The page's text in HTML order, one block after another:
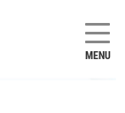
MENU